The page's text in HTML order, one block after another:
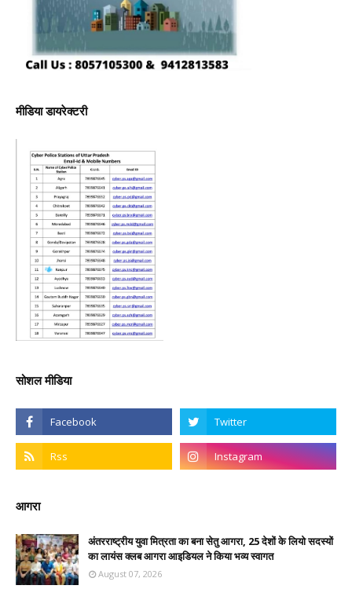
मीडिया डायरेक्टरी
सोशल मीडिया
आगरा
अंतरराष्ट्रीय युवा मित्रता का बना सेतु आगरा, 25 देशों के लियो सदस्यों
का लायंस क्लब आगरा आइडियल ने किया भव्य स्वागत
August 07, 2026